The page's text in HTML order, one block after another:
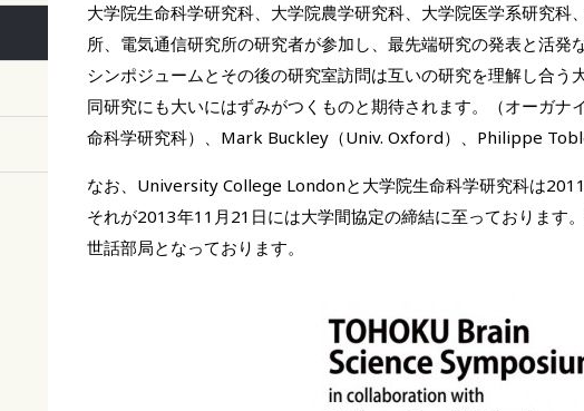
大学院生命科学研究科、大学院農学研究科、大学院医学系研究科
所、電気通信研究所の研究者が参加し、最先端研究の発表と活発
シンポジュームとその後の研究室訪問は互いの研究を理解し合う
同研究にも大いにはずみがつくものと期待されます。（オーガナ
命科学研究科）、Mark Buckley（Univ. Oxford）、Philippe
なお、University College Londonと大学院生命科学研究科は
それが2013年11月21日には大学間協定の締結に至っております
世話部局となっております。